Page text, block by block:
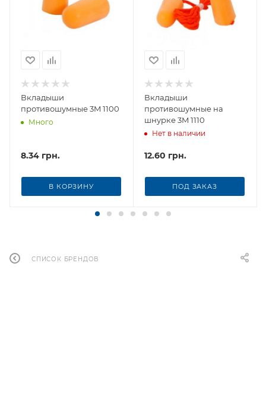
Вкладыши
противошумные 3M 1100
Много
8.34 грн.
В КОРЗИНУ
Вкладыши
противошумные на
шнурке 3M 1110
Нет в наличии
12.60 грн.
ПОД ЗАКАЗ
СПИСОК БРЕНДОВ